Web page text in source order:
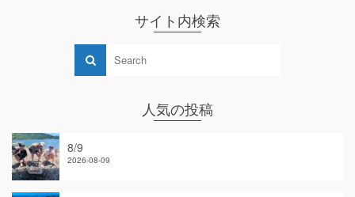
サイト内検索
人気の投稿
8/9
2026-08-09